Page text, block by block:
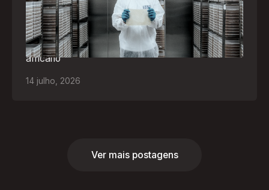
Empresa participará da FILDA 2026, em Luanda,
levando tecnologias brasileiras para tratamento de
feridas, ostomia e proteção cutânea ao mercado
africano
14 julho 2026
Ver mais postagens